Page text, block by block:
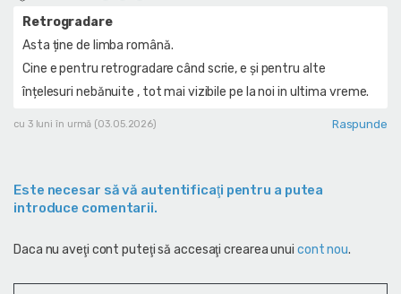
Retrogradare
Asta ține de limba română.
Cine e pentru retrogradare când scrie, e și pentru alte
înțelesuri nebănuite , tot mai vizibile pe la noi in ultima vreme.
cu 3 luni în urmă (03.05.2026) Raspunde
Este necesar să vă autentificaţi pentru a putea
introduce comentarii.
Daca nu aveţi cont puteţi să accesaţi crearea unui cont nou.